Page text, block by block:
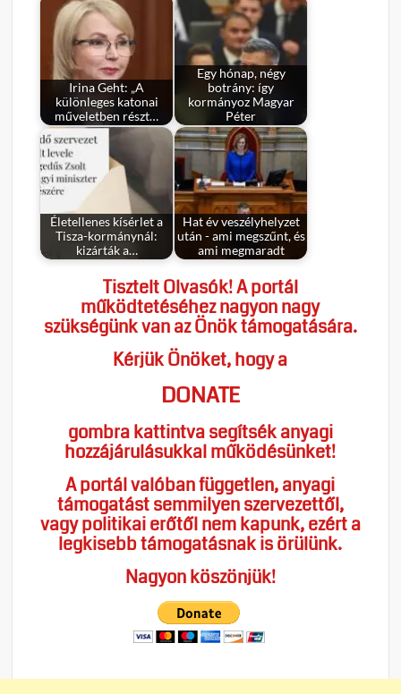
Irina Geht: „A
különleges katonai
műveletben részt…
Egy hónap, négy
botrány: így
kormányoz Magyar
Péter
Életellenes kísérlet a
Tisza-kormánynál:
kizárták a…
Hat év veszélyhelyzet
után - ami megszűnt, és
ami megmaradt
Tisztelt Olvasók! A portál
működtetéséhez nagyon nagy
szükségünk van az Önök támogatására.
Kérjük Önöket, hogy a
DONATE
gombra kattintva segítsék anyagi
hozzájárulásukkal működésünket!
A portál valóban független, anyagi
támogatást semmilyen szervezettől,
vagy politikai erőtől nem kapunk, ezért a
legkisebb támogatásnak is örülünk.
Nagyon köszönjük!